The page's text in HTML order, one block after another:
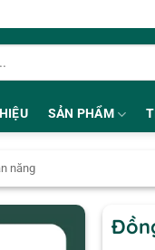
SẢN PHẨM
năng